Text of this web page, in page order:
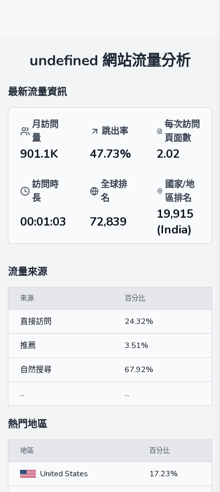
undefined 網站流量分析
最新流量資訊
月訪問
量
跳出率
每次訪問
頁面數
901.1K 47.73% 2.02
訪問時
長
全球排
名
國家/地
區排名
00:01:03 72,839
19,915
(India)
流量來源
來源 百分比
直接訪問 24.32%
推薦 3.51%
自然搜尋 67.92%
... ...
熱門地區
地區 百分比
United States 17.23%